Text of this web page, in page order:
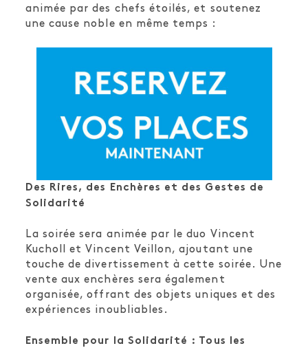
animée par des chefs étoilés, et soutenez
une cause noble en même temps :
Des Rires, des Enchères et des Gestes de
Solidarité
La soirée sera animée par le duo Vincent
Kucholl et Vincent Veillon, ajoutant une
touche de divertissement à cette soirée. Une
vente aux enchères sera également
organisée, offrant des objets uniques et des
expériences inoubliables.
Ensemble pour la Solidarité : Tous les